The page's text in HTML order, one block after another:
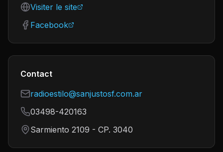
Visiter le site
Facebook
Contact
radioestilo@sanjustosf.com.ar
03498-420163
Sarmiento 2109 - CP. 3040